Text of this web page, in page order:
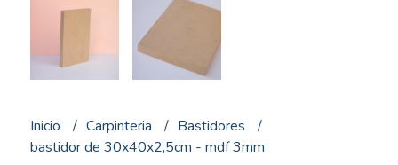
Inicio Carpinteria
Bastidores
bastidor de 30x40x2,5cm - mdf 3mm